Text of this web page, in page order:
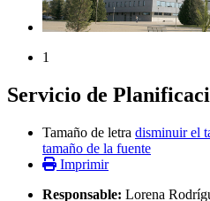
1
Servicio de
Tamaño de letra disminuir el
tamaño de la fuente
Imprimir
Responsable: Lorena